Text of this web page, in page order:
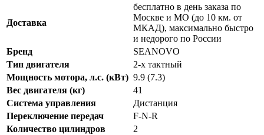
Доставка
бесплатно в день заказа по
Москве и МО (до 10 км. от
МКАД), максимально быстро
и недорого по России
Бренд
SEANOVO
Тип двигателя
2-x тактный
Мощность мотора, л.с. (кВт) 9.9 (7.3)
Вес двигателя (кг)
41
Система управления
Дистанция
Переключение передач
F-N-R
Количество цилиндров
2